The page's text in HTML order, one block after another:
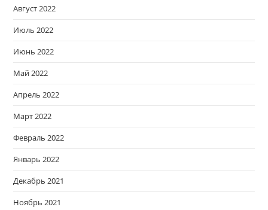
Август 2022
Июль 2022
Июнь 2022
Май 2022
Апрель 2022
Март 2022
Февраль 2022
Январь 2022
Декабрь 2021
Ноябрь 2021